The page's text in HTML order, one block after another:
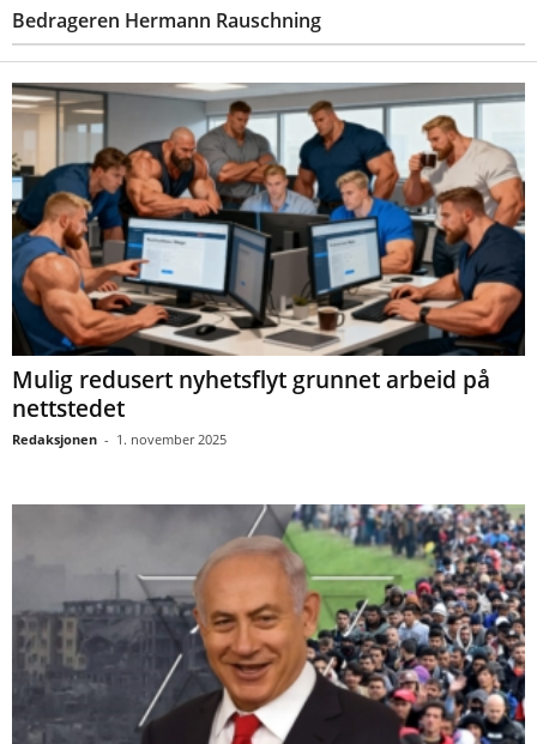
Bedrageren Hermann Rauschning
Mulig redusert nyhetsflyt grunnet arbeid på
nettstedet
Redaksjonen - 1. november 2025